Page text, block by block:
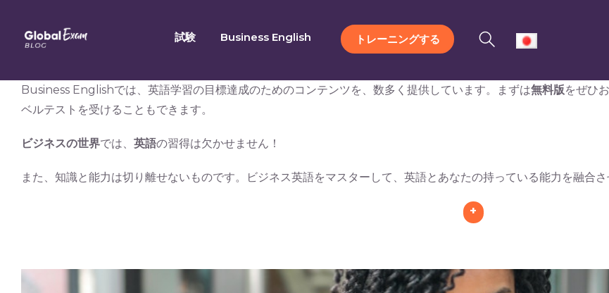
content
試験 Business English トレーニングする
Business Englishでは、英語学習の目標達成のためのコンテンツを、数多く提供しています。まずは無料版をぜひ
ベルテストを受けることもできます。
ビジネスの世界では、 英語の習得は欠かせません！
また、知識と能力は切り離せないものです。ビジネス英語をマスターして、英語とあなたの持っている能力を融合さ
+